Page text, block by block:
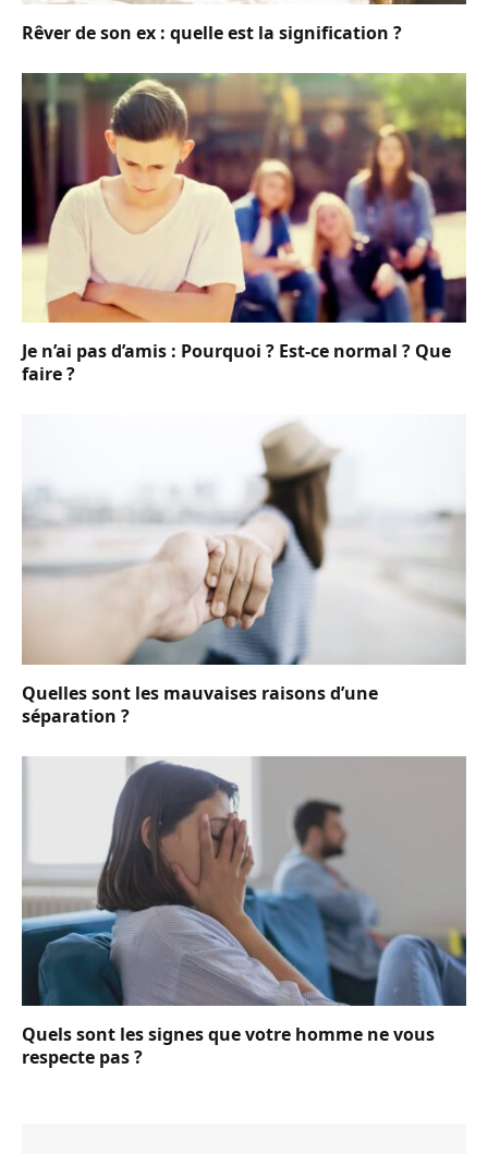
Rêver de son ex : quelle est la signification ?
Je n’ai pas d’amis : Pourquoi ? Est-ce normal ? Que
faire ?
Quelles sont les mauvaises raisons d’une
séparation ?
Quels sont les signes que votre homme ne vous
respecte pas ?